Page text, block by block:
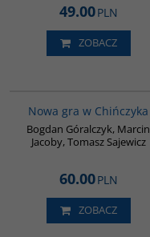
49.00PLN
ZOBACZ
Nowa gra w Chińczyka
Bogdan Góralczyk, Marcin
Jacoby, Tomasz Sajewicz
60.00PLN
ZOBACZ